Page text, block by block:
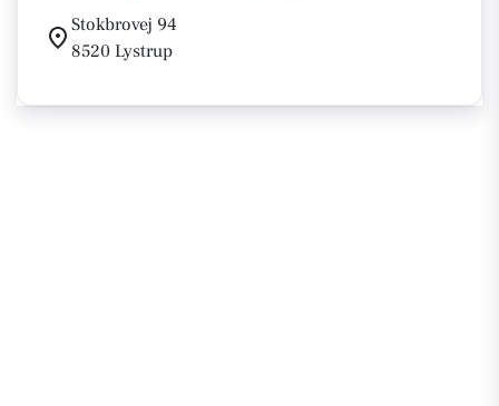
Stokbrovej 94
8520 Lystrup